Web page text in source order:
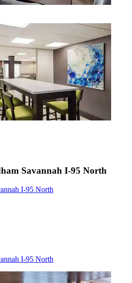
Savannah I-95 North
I-95 North
I-95 North